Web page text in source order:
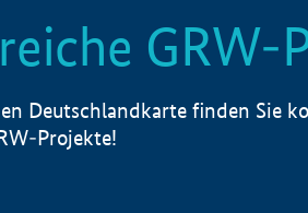
GRW-
Deutschlandkarte finden Sie
Projekte!